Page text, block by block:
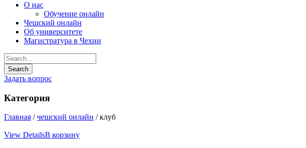
О нас
Обучение онлайн
Чешский онлайн
Об университете
Магистратура в Чехии
Задать вопрос
Категория
Главная /чешский онлайн / клуб
View DetailsВ корзину